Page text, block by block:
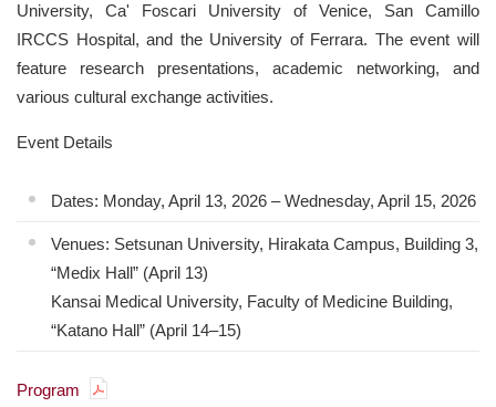
University, Ca' Foscari University of Venice, San Camillo
IRCCS Hospital, and the University of Ferrara. The event will
feature research presentations, academic networking, and
various cultural exchange activities.
Event Details
Dates: Monday, April 13, 2026 – Wednesday, April 15, 2026
Venues: Setsunan University, Hirakata Campus, Building 3,
“Medix Hall” (April 13)
Kansai Medical University, Faculty of Medicine Building,
“Katano Hall” (April 14–15)
Program